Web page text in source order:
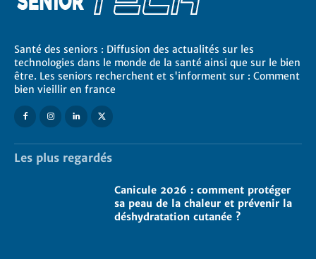
Santé des seniors : Diffusion des actualités sur les
technologies dans le monde de la santé ainsi que sur le bien
être. Les seniors recherchent et s'informent sur : Comment
bien vieillir en france
Les plus regardés
Canicule 2026 : comment protéger
sa peau de la chaleur et prévenir la
déshydratation cutanée ?